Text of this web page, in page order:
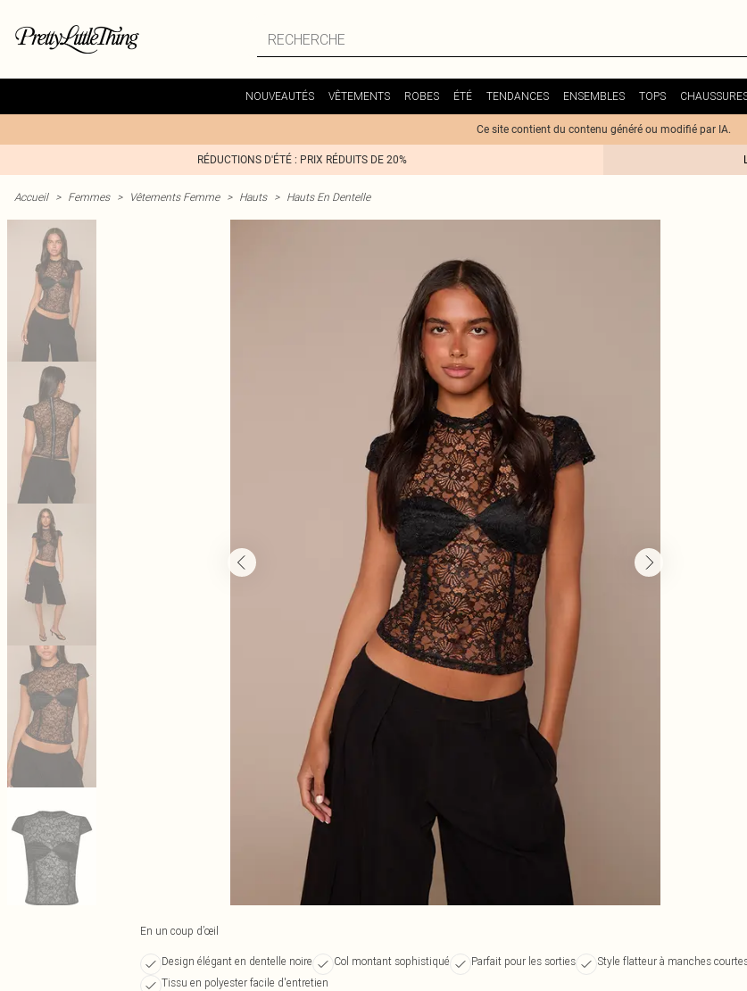
NOUVEAUTÉS VÊTEMENTS ROBES ÉTÉ TENDANCES ENSEMBLES TOPS
Ce site contient du contenu généré ou modifié par IA.
RÉDUCTIONS D'ÉTÉ : PRIX RÉDUITS DE 20%
Accueil > Femmes > Vêtements Femme > Hauts > Hauts En Dentelle
En un coup d’œil
Design élégant en dentelle noire Col montant sophistiqué Parfait pour les sorties
Style flatteur à manches
Tissu en polyester facile d'entretien